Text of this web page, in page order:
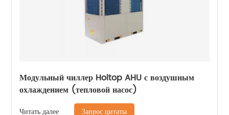
Модульный чиллер Holtop AHU с воздушным
охлаждением (тепловой насос)
Читать далее Запрос цитаты